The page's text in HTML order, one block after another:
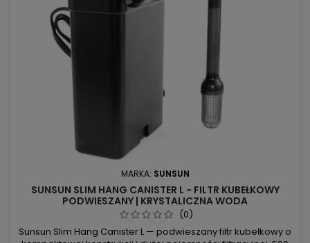
MARKA: SUNSUN
SUNSUN SLIM HANG CANISTER L - FILTR KUBEŁKOWY
PODWIESZANY | KRYSTALICZNA WODA
(0)
Sunsun Slim Hang Canister L — podwieszany filtr kubełkowy o